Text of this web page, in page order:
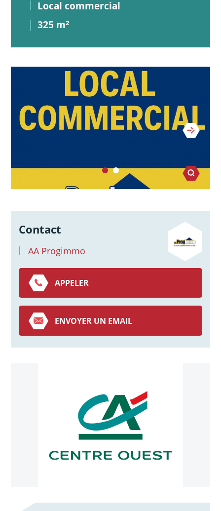
Local commercial
325 m2
Contact
AA Progimmo
APPELER
ENVOYER UN EMAIL